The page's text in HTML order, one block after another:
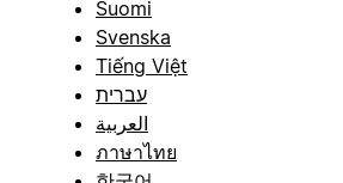
Suomi
Svenska
Tiếng Việt
עברית
العربية
ภาษาไทย